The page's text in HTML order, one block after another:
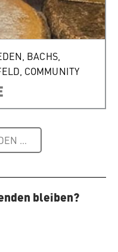
BACHS,
COMMUNITY
…
bleiben?